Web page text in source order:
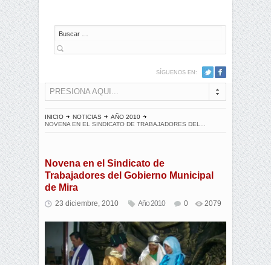
Buscar
SÍGUENOS EN:
PRESIONA AQUI...
INICIO NOTICIAS
AÑO 2010
NOVENA EN EL SINDICATO DE TRABAJADORES DEL...
Novena en el Sindicato de
Trabajadores del Gobierno Municipal
de Mira
23 diciembre, 2010 Año 2010 0 2079